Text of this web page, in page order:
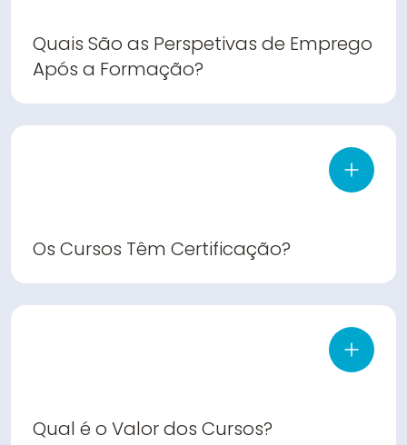
Quais São as Perspetivas de Emprego
Após a Formação?
Os Cursos Têm Certificação?
Qual é o Valor dos Cursos?